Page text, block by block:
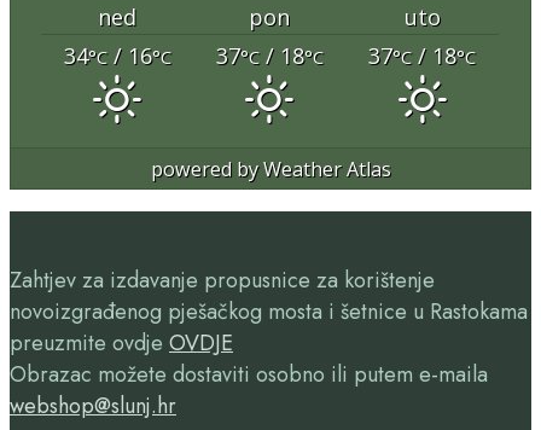
ned pon
uto
34°C/ 16°C 37°C/ 18°C 37°C/ 18°C
powered byWeather Atlas
Zahtjev za izdavanje propusnice za korištenje
novoizgrađenog pješačkog mosta i šetnice u Rastokama
preuzmite ovdje OVDJE
Obrazac možete dostaviti osobno ili putem e-maila
webshop@slunj.hr